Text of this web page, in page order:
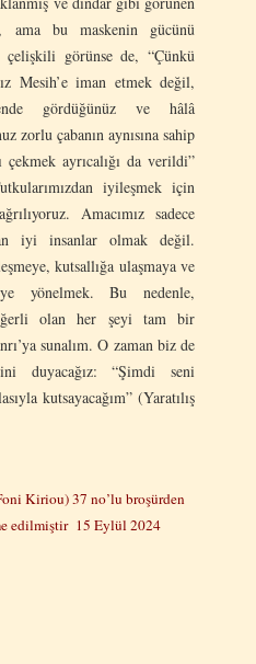
ama bu maskenin gücünü
görünse de, “Çünkü
Mesih’e iman etmek değil,
gördüğünüz ve hâlâ
zorlu çabanın aynısına sahip
ayrıcalığı da verildi”
iyileşmek için
Amacımız sadece
iyi insanlar olmak değil.
kutsallığa ulaşmaya ve
yönelmek. Bu nedenle,
olan her şeyi tam bir
sunalım. O zaman biz de
duyacağız: “Şimdi seni
kutsayacağım” (Yaratılış
Kiriou) 37 no’lu broşürden
edilmiştir 15 Eylül 2024